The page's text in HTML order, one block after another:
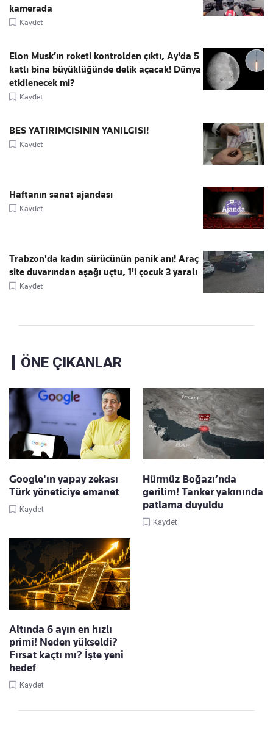
kamerada
Kaydet
Elon Musk’ın roketi kontrolden çıktı, Ay'da 5
katlı bina büyüklüğünde delik açacak! Dünya
etkilenecek mi?
Kaydet
BES YATIRIMCISININ YANILGISI!
Kaydet
Haftanın sanat ajandası
Kaydet
Trabzon'da kadın sürücünün panik anı! Araç
site duvarından aşağı uçtu, 1'i çocuk 3 yaralı
Kaydet
ÖNE ÇIKANLAR
Google'ın yapay zekası
Türk yöneticiye emanet
Kaydet
Hürmüz Boğazı’nda
gerilim! Tanker yakınında
patlama duyuldu
Kaydet
Altında 6 ayın en hızlı
primi! Neden yükseldi?
Fırsat kaçtı mı? İşte yeni
hedef
Kaydet